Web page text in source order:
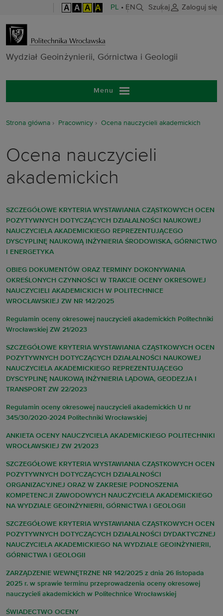
A A A A PL • EN Szukaj Zaloguj się
Wydział
Wydział Geoinżynierii, Górnictwa i Geologii
Menu
Strona główna Pracownicy Ocena nauczycieli akademickich
Ocena nauczycieli
akademickich
SZCZEGÓŁOWE KRYTERIA WYSTAWIANIA CZĄSTKOWYCH OCEN
POZYTYWNYCH DOTYCZĄCYCH DZIAŁALNOŚCI NAUKOWEJ
NAUCZYCIELA AKADEMICKIEGO REPREZENTUJĄCEGO
DYSCYPLINĘ NAUKOWĄ INŻYNIERIA ŚRODOWISKA, GÓRNICTWO
I ENERGETYKA
OBIEG DOKUMENTÓW ORAZ TERMINY DOKONYWANIA
OKREŚLONYCH CZYNNOŚCI W TRAKCIE OCENY OKRESOWEJ
NAUCZYCIELI AKADEMICKICH W POLITECHNICE
WROCŁAWSKIEJ ZW NR 142/2025
Regulamin oceny okresowej nauczycieli akademickich Politechniki
Wrocławskiej ZW 21/2023
SZCZEGÓŁOWE KRYTERIA WYSTAWIANIA CZĄSTKOWYCH OCEN
POZYTYWNYCH DOTYCZĄCYCH DZIAŁALNOŚCI NAUKOWEJ
NAUCZYCIELA AKADEMICKIEGO REPREZENTUJĄCEGO
DYSCYPLINĘ NAUKOWĄ INŻYNIERIA LĄDOWA, GEODEZJA I
TRANSPORT ZW 22/2023
Regulamin oceny okresowej nauczycieli akademickich U nr
345/30/2020-2024 Politechniki Wrocławskiej
ANKIETA OCENY NAUCZYCIELA AKADEMICKIEGO POLITECHNIKI
WROCŁAWSKIEJ ZW 21/2023
SZCZEGÓŁOWE KRYTERIA WYSTAWIANIA CZĄSTKOWYCH OCEN
POZYTYWNYCH DOTYCZĄCYCH DZIAŁALNOŚCI
ORGANIZACYJNEJ ORAZ W ZAKRESIE PODNOSZENIA
KOMPETENCJI ZAWODOWYCH NAUCZYCIELA AKADEMICKIEGO
NA WYDZIALE GEOINŻYNIERII, GÓRNICTWA I GEOLOGII
SZCZEGÓŁOWE KRYTERIA WYSTAWIANIA CZĄSTKOWYCH OCEN
POZYTYWNYCH DOTYCZĄCYCH DZIAŁALNOŚCI DYDAKTYCZNEJ
NAUCZYCIELA AKADEMICKIEGO NA WYDZIALE GEOINŻYNIERII,
GÓRNICTWA I GEOLOGII
ZARZĄDZENIE WEWNĘTRZNE NR 142/2025 z dnia 26 listopada
2025 r. w sprawie terminu przeprowadzenia oceny okresowej
nauczycieli akademickich w Politechnice Wrocławskiej
ŚWIADECTWO OCENY